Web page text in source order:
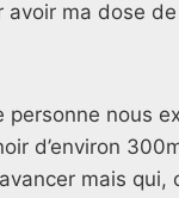
avoir ma dose
personne nous
d’environ
mais qui,